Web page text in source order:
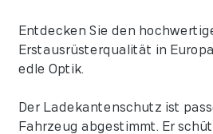
Entdecken Sie den
Erstausrüsterqualität in
edle Optik.
Der Ladekantenschutz ist
Fahrzeug abgestimmt. Er